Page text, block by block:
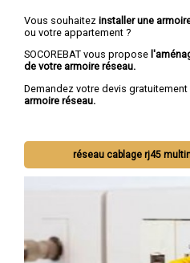
Vous souhaitez installer une
ou votre appartement ?
SOCOREBAT vous propose
de votre armoire réseau.
Demandez votre devis
armoire réseau.
réseau cablage rj45